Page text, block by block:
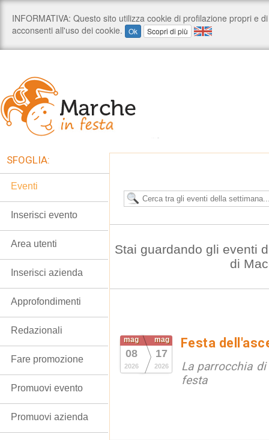
Stai guardando gli eventi
di
mag
08
2026
mag
17
2026
Festa
La parrocchia
festa
SFOGLIA:
Eventi
Inserisci evento
Area utenti
Inserisci azienda
Approfondimenti
Redazionali
Fare promozione
Promuovi evento
Promuovi azienda